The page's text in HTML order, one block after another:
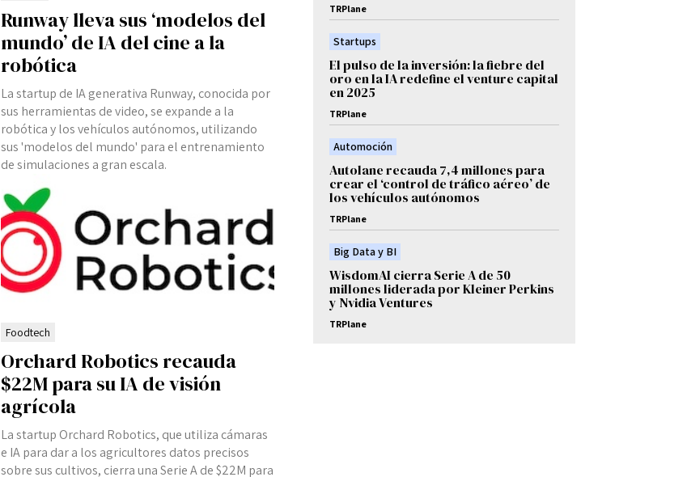
Runway lleva sus ‘modelos del
mundo’ de IA del cine a la
robótica
La startup de IA generativa Runway, conocida por
sus herramientas de video, se expande a la
robótica y los vehículos autónomos, utilizando
sus 'modelos del mundo' para el entrenamiento
de simulaciones a gran escala.
Foodtech
Orchard Robotics recauda
$22M para su IA de visión
agrícola
La startup Orchard Robotics, que utiliza cámaras
e IA para dar a los agricultores datos precisos
sobre sus cultivos, cierra una Serie A de $22M para
TRPlane
Startups
El pulso de la inversión: la fiebre del
oro en la IA redefine el venture capital
en 2025
TRPlane
Automoción
Autolane recauda 7,4 millones para
crear el ‘control de tráfico aéreo’ de
los vehículos autónomos
TRPlane
Big Data y BI
WisdomAI cierra Serie A de 50
millones liderada por Kleiner Perkins
y Nvidia Ventures
TRPlane